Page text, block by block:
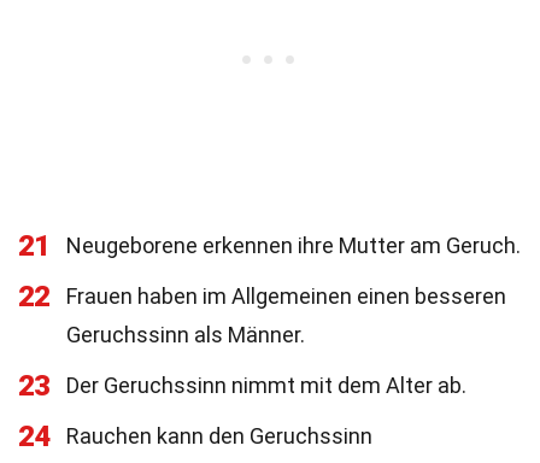
21 Neugeborene erkennen ihre Mutter am Geruch.
22
Frauen haben im Allgemeinen einen besseren
Geruchssinn als Männer.
23 Der Geruchssinn nimmt mit dem Alter ab.
24
Rauchen kann den Geruchssinn